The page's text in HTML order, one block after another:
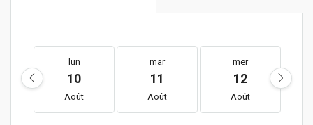
lun
10
Août
mar
11
Août
mer
12
Août